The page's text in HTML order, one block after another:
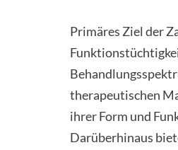
Primäres Ziel der
therapeutischen
ihrer Form und
Darüberhinaus